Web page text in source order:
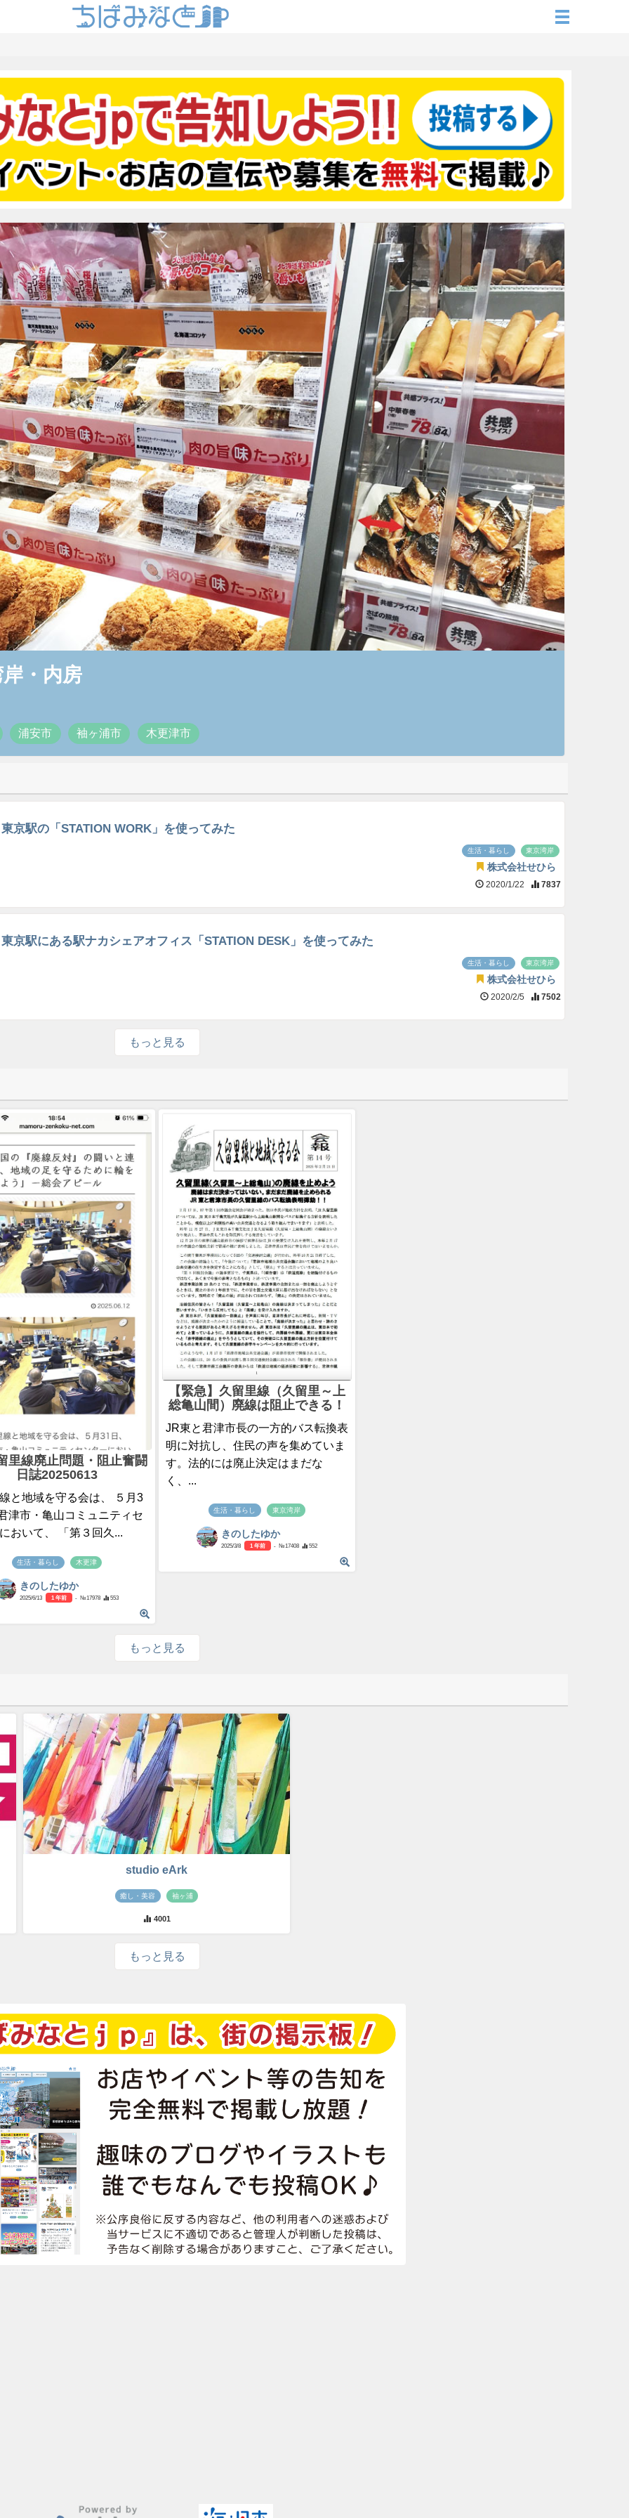
・内房
浦安市 袖ヶ浦市 木更津市
東京駅の「STATION WORK」を使ってみた
生活・暮らし 東京湾岸
株式会社せひら
2020/1/22 7837
東京駅にある駅ナカシェアオフィス「STATION DESK」を使ってみた
生活・暮らし 東京湾岸
株式会社せひら
2020/2/5 7502
もっと見る
里線廃止問題・阻止奮闘
日誌20250613
と地域を守る会は、 ５月3
津市・亀山コミュニティセ
おいて、 「第３回久...
生活・暮らし 木更津
きのしたゆか
2025/6/13 1 年前 - №17978 553
【緊急】久留里線（久留里～上
総亀山間）廃線は阻止できる！
JR東と君津市長の一方的バス転換表
明に対抗し、住民の声を集めていま
す。法的には廃止決定はまだな
く、...
生活・暮らし 東京湾岸
きのしたゆか
2025/3/8 1 年前 - №17408 552
もっと見る
studio eArk
癒し・美容 袖ヶ浦
4001
もっと見る